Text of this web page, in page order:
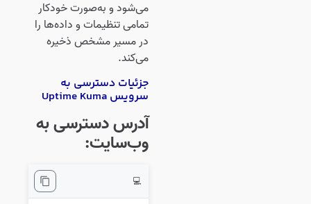
می‌شود و به‌صورت خودکار
تمامی تنظیمات و داده‌ها را
در مسیر مشخص ذخیره
می‌کند.
جزئیات دسترسی به
سرویس Uptime Kuma
آدرس دسترسی به
وب‌سایت:
💻